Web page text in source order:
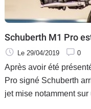
Schuberth M1 Pro
Le 29/04/2019 0
Après avoir été
Pro signé Schuberth
jet mise notamment